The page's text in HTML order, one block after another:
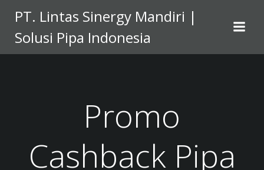
to
content
PT. Lintas Sinergy Mandiri |
Solusi Pipa Indonesia
Promo
Cashback Pipa